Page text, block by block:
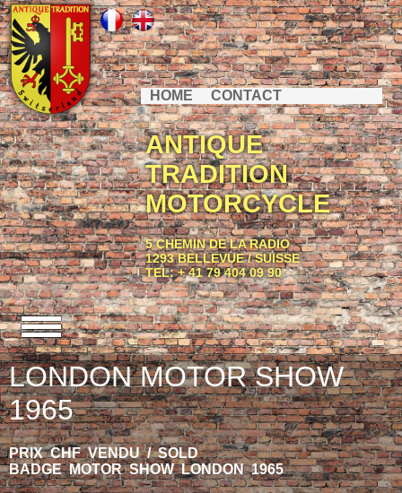
HOME CONTACT
ANTIQUE
TRADITION
MOTORCYCLE
5 CHEMIN DE LA RADIO
1293 BELLEVUE / SUISSE
TEL: + 41 79 404 09 90
LONDON MOTOR SHOW
1965
PRIX CHF VENDU / SOLD
BADGE MOTOR SHOW LONDON 1965